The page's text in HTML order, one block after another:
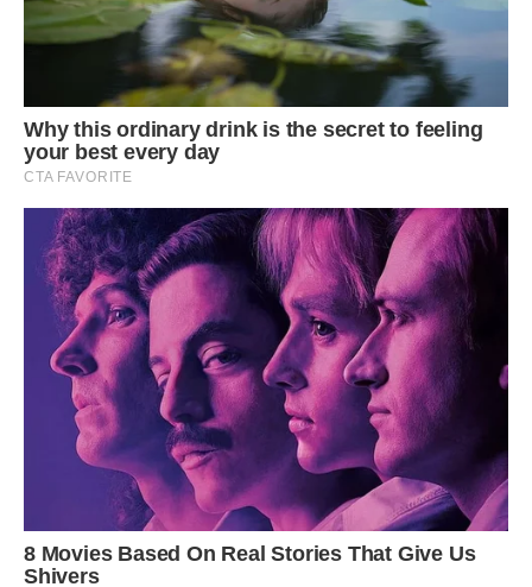
щоб повернутися жити у село. Може, там буде легше…
Галина ЯРЕМА.
За матеріалами –Високий замок